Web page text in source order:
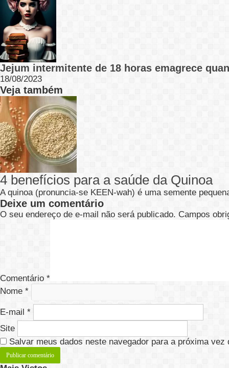
Jejum intermitente de 18 horas emagrece
18/08/2023
Veja também
4 benefícios para a saúde da Quinoa
A quinoa (pronuncia-se KEEN-wah) é uma semente
Deixe um comentário
O seu endereço de e-mail não será publicado. Campos
Comentário *
Nome *
E-mail *
Site
Salvar meus dados neste navegador para a próxima vez